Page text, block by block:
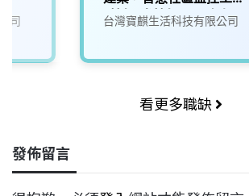
司
_技師/半技師及工務人員
台灣寶麒生活科技有限公司
看更多職缺
發佈留言